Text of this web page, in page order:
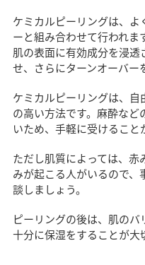
ケミカルピーリングは、
ーと組み合わせて行われ
肌の表面に有効成分を浸
せ、さらにターンオーバー
ケミカルピーリングは、
の高い方法です。麻酔な
いため、手軽に受けること
ただし肌質によっては、
みが起こる人がいるので
談しましょう。
ピーリングの後は、肌のバ
十分に保湿をすることが大